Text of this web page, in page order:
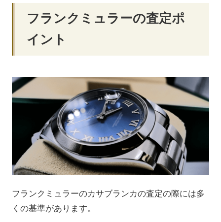
フランクミュラーの査定ポ
イント
フランクミュラーのカサブランカの査定の際には多
くの基準があります。